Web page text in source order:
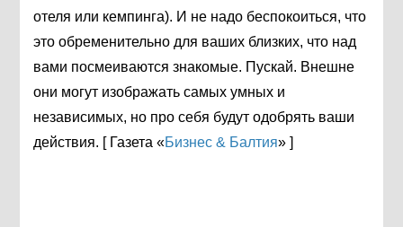
отеля или кемпинга). И не надо беспокоиться, что
это обременительно для ваших близких, что над
вами посмеиваются знакомые. Пускай. Внешне
они могут изображать самых умных и
независимых, но про себя будут одобрять ваши
действия. [ Газета «Бизнес & Балтия» ]